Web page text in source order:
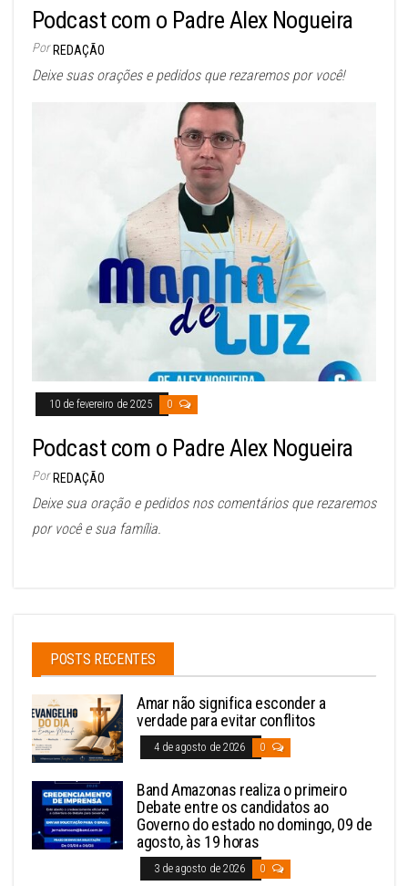
Podcast com o Padre Alex Nogueira
Por REDAÇÃO
Deixe suas orações e pedidos que rezaremos por você!
10 de fevereiro de 2025 0
Podcast com o Padre Alex Nogueira
Por REDAÇÃO
Deixe sua oração e pedidos nos comentários que rezaremos
por você e sua família.
POSTS RECENTES
Amar não significa esconder a
verdade para evitar conflitos
4 de agosto de 2026 0
Band Amazonas realiza o primeiro
Debate entre os candidatos ao
Governo do estado no domingo, 09 de
agosto, às 19 horas
3 de agosto de 2026 0